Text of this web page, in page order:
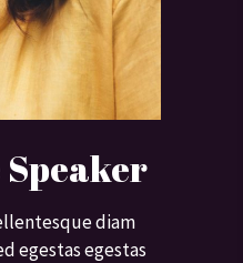
diam
egestas egestas